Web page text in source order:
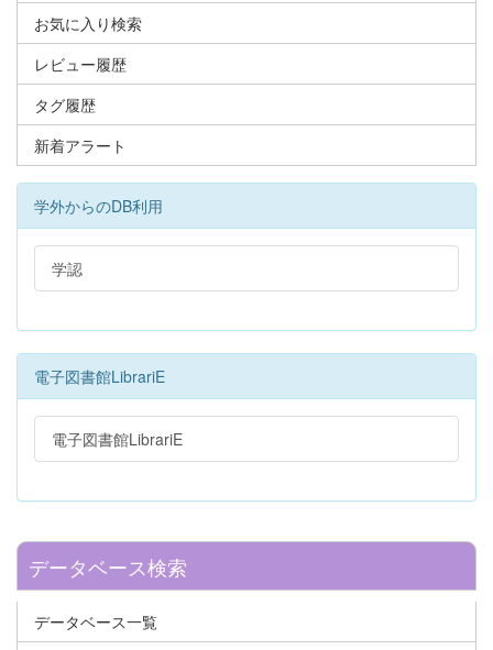
お気に入り検索
レビュー履歴
タグ履歴
新着アラート
学外からのDB利用
学認
電子図書館LibrariE
電子図書館LibrariE
データベース検索
データベース一覧